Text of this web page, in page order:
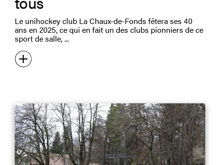
Le unihockey club La Chaux-de-Fonds fêtera ses 40
ans en 2025, ce qui en fait un des clubs pionniers de ce
sport de salle,